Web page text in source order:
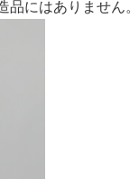
にはありません。